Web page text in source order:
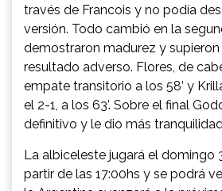
través de Francois y no podía
versión. Todo cambió en la
demostraron madurez y
resultado adverso. Flores, de
empate transitorio a los 58’ y
el 2-1, a los 63’. Sobre el final
definitivo y le dio más
La albiceleste jugará el domingo
partir de las 17:00hs y se podrá